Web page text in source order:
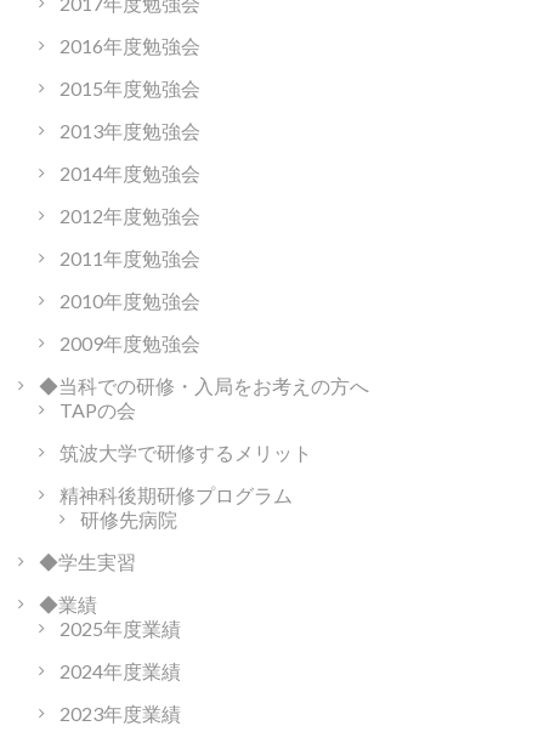
2016年度勉強会
2015年度勉強会
2013年度勉強会
2014年度勉強会
2012年度勉強会
2011年度勉強会
2010年度勉強会
2009年度勉強会
◆当科での研修・入局をお考えの方へ
TAPの会
筑波大学で研修するメリット
精神科後期研修プログラム
研修先病院
◆学生実習
◆業績
2025年度業績
2024年度業績
2023年度業績